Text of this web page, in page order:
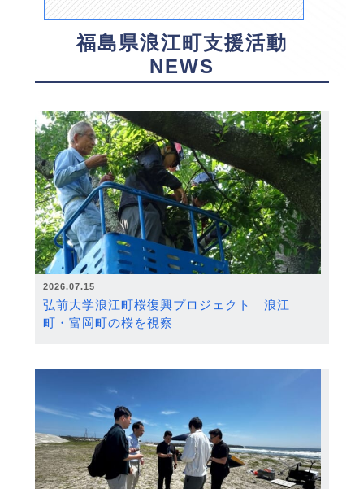
福島県浪江町支援活動
NEWS
2026.07.15
弘前大学浪江町桜復興プロジェクト 浪江
町・富岡町の桜を視察